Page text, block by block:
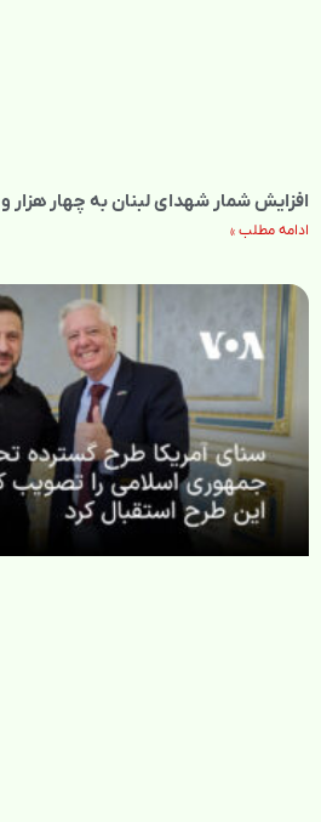
افزایش شمار شهدای لبنان به چهار هزار و ۳۳۵ شهید – خبرگزاری ایرنا
ادامه مطلب »